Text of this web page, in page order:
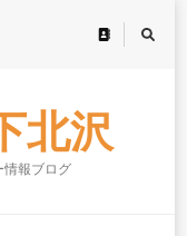
北沢
情報ブログ